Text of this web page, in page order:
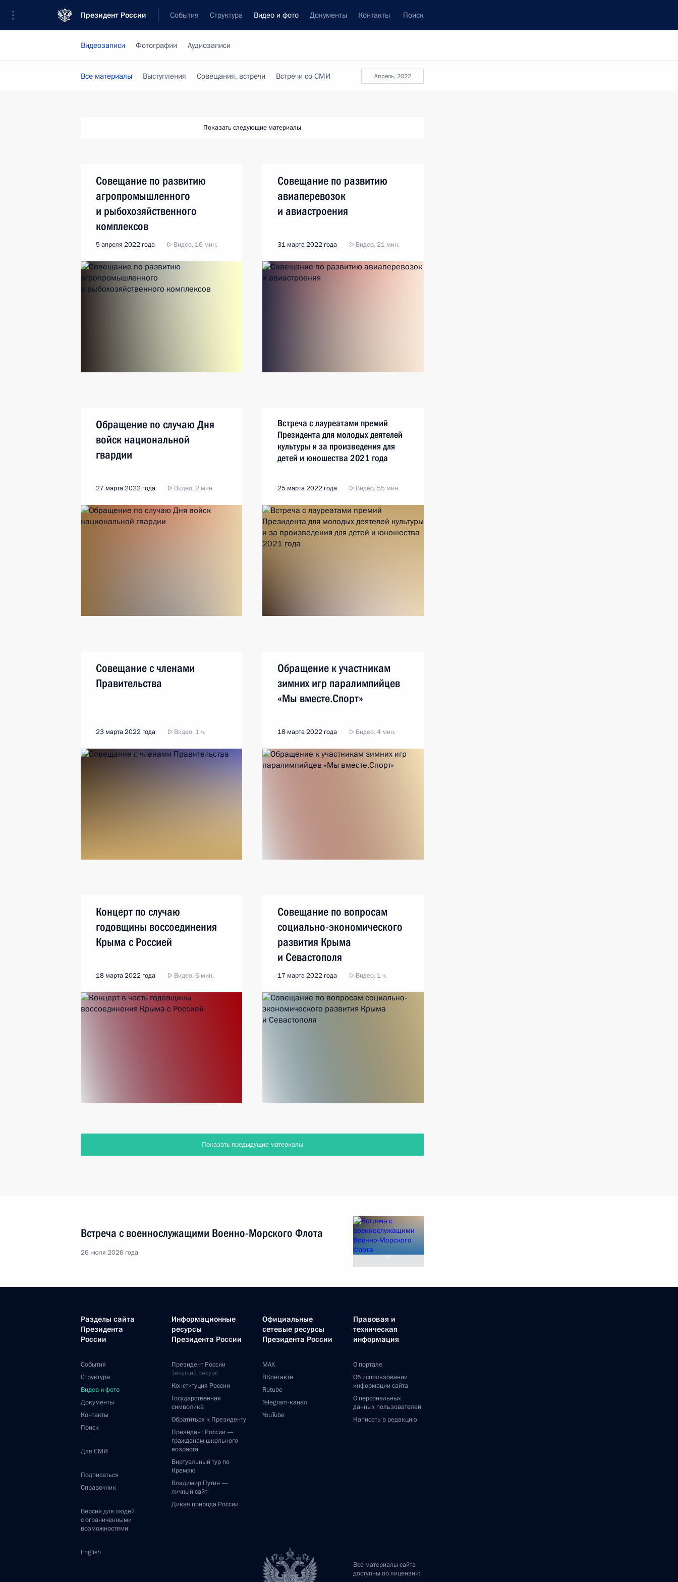
Президент России События Структура Видео и фото Документы Контакты Поиск
Видеозаписи Фотографии Аудиозаписи
апрель, 2022
Все материалы Выступления Совещания, встречи Встречи со СМИ
Показать следующие материалы
Совещание по развитию
агропромышленного
и рыбохозяйственного
комплексов
5 апреля 2022 года Видео, 16 мин.
Совещание по развитию
авиаперевозок
и авиастроения
31 марта 2022 года Видео, 21 мин.
Обращение по случаю Дня
войск национальной
гвардии
27 марта 2022 года Видео, 2 мин.
Встреча с лауреатами премий
Президента для молодых деятелей
культуры и за произведения для
детей и юношества 2021 года
25 марта 2022 года Видео, 55 мин.
Совещание с членами
Правительства
23 марта 2022 года Видео, 1 ч.
Обращение к участникам
зимних игр паралимпийцев
«Мы вместе.Спорт»
18 марта 2022 года Видео, 4 мин.
Концерт по случаю
годовщины воссоединения
Крыма с Россией
18 марта 2022 года Видео, 6 мин.
Совещание по вопросам
социально-экономического
развития Крыма
и Севастополя
17 марта 2022 года Видео, 1 ч.
Показать предыдущие материалы
Встреча с военнослужащими Военно-Морского Флота
26 июля 2026 года
Разделы сайта
Президента
России
События
Структура
Видео и фото
Документы
Контакты
Поиск
Для СМИ
Подписаться
Справочник
Версия для людей
с ограниченными
возможностями
English
Информационные
ресурсы
Президента России
Президент России
Текущий ресурс
Конституция России
Государственная
символика
Обратиться к Президенту
Президент России —
гражданам школьного
возраста
Виртуальный тур по
Кремлю
Владимир Путин —
личный сайт
Дикая природа России
Официальные
сетевые ресурсы
Президента России
MAX
ВКонтакте
Rutube
Telegram-канал
YouTube
Правовая и
техническая
информация
О портале
Об использовании
информации сайта
О персональных
данных пользователей
Написать в редакцию
Все материалы сайта
доступны по лицензии: